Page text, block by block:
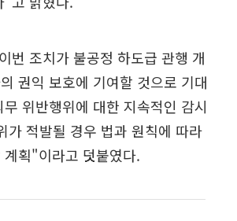
번 조치가 불공정 하도급 관행 개
권익 보호에 기여할 것으로 기대
위반행위에 대한 지속적인 감시
가 적발될 경우 법과 원칙에 따라
획"이라고 덧붙였다.